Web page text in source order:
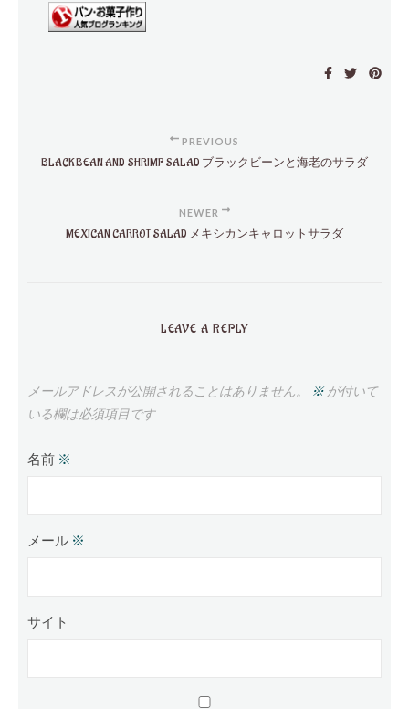
PREVIOUS
BLACK BEAN AND SHRIMP SALAD ブラックビーンと海老のサラダ
NEWER
MEXICAN CARROT SALAD メキシカンキャロットサラダ
LEAVE A REPLY
メールアドレスが公開されることはありません。 ※が付いて
いる欄は必須項目です
名前 ※
メール ※
サイト